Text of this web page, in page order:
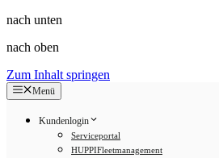
nach unten
nach oben
Zum Inhalt springen
Menü
Kundenlogin
Serviceportal
HUPPIFleetmanagement